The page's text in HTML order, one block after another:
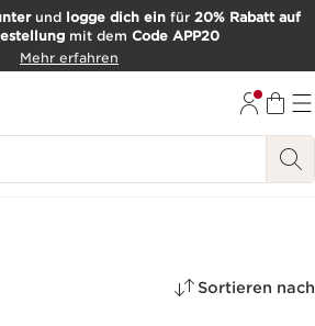
und logge dich ein für 20% Rabatt auf
mit dem Code APP20
Mehr erfahren
Sortieren nach